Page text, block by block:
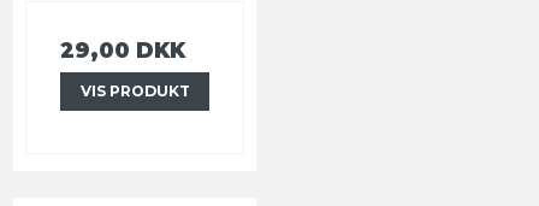
29,00 DKK
VIS PRODUKT